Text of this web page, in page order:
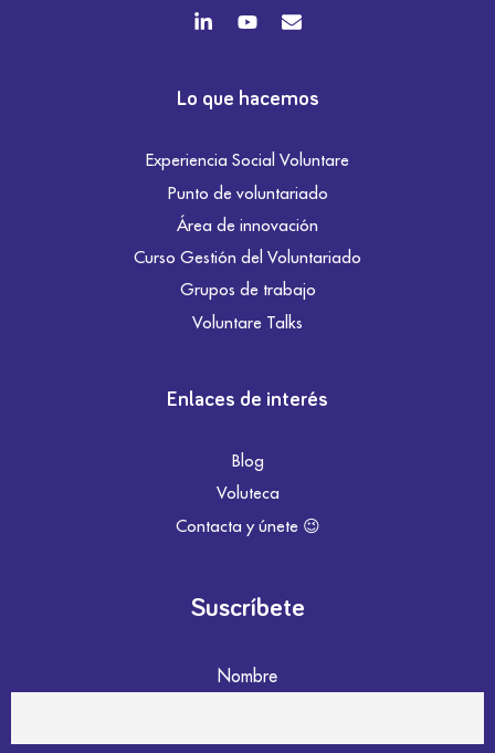
Lo que hacemos
Experiencia Social Voluntare
Punto de voluntariado
Área de innovación
Curso Gestión del Voluntariado
Grupos de trabajo
Voluntare Talks
Enlaces de interés
Blog
Voluteca
Contacta y únete 😉
Suscríbete
Nombre